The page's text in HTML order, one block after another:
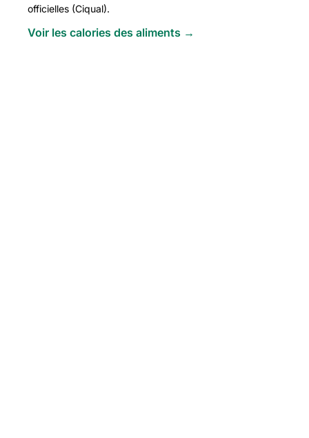
officielles (Ciqual).
Voir les calories des aliments →